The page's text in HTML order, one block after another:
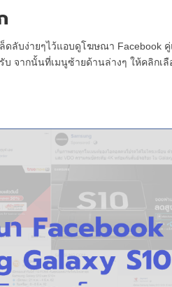
ดลับง่ายๆไว้แอบดูโฆษณา Facebook
บ จากนั้นที่เมนูซ้ายด้านล่างๆ ให้คลิกเลื